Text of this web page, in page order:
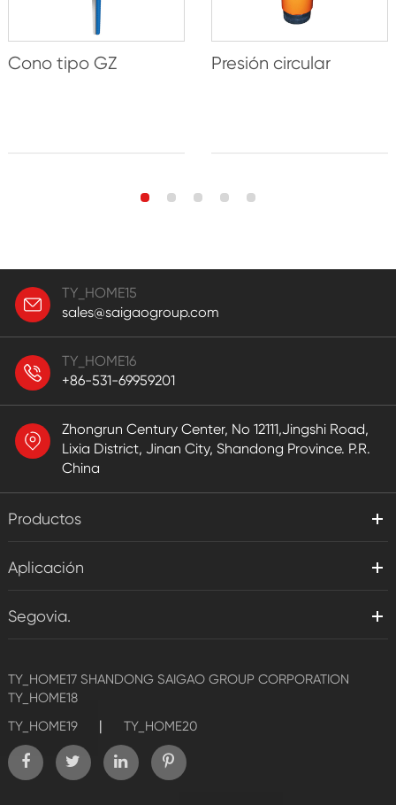
Cono tipo GZ Presión circular
TY_HOME15
sales@saigaogroup.com
TY_HOME16
+86-531-69959201
Zhongrun Century Center, No 12111,Jingshi Road,
Lixia District, Jinan City, Shandong Province. P.R.
China
Productos
Aplicación
Segovia.
TY_HOME17 SHANDONG SAIGAO GROUP CORPORATION
TY_HOME18
TY_HOME19
| TY_HOME20